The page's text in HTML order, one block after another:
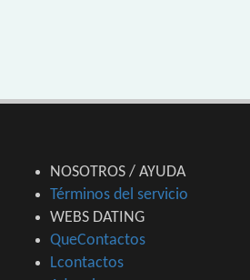
NOSOTROS / AYUDA
Términos del servicio
WEBS DATING
QueContactos
Lcontactos